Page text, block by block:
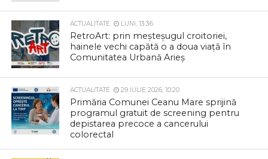
ACTUALITATE LUNI, 13:36
RetroArt: prin meșteșugul croitoriei,
hainele vechi capătă o a doua viață în
Comunitatea Urbană Arieș
ACTUALITATE 29 IULIE 2026, 10:20
Primăria Comunei Ceanu Mare sprijină
programul gratuit de screening pentru
depistarea precoce a cancerului
colorectal